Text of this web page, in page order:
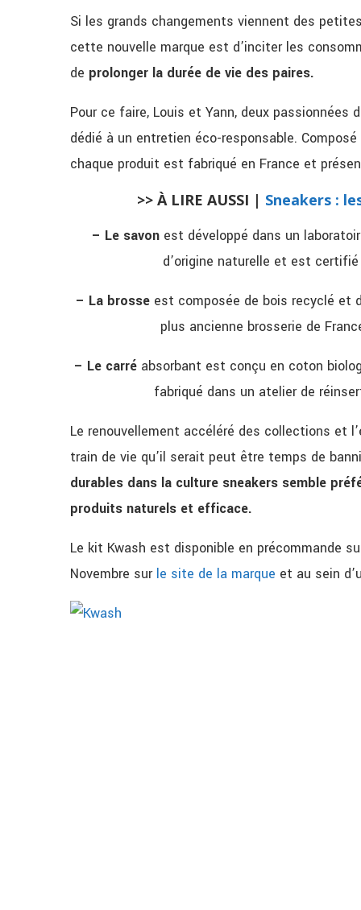
Si les grands changements viennent des
cette nouvelle marque est d’inciter les
de prolonger la durée de vie des paires.
Pour ce faire, Louis et Yann, deux
dédié à un entretien éco-responsable.
chaque produit est fabriqué en France et
>> À LIRE AUSSI | Sneakers :
– Le savon est développé dans un
d’origine naturelle et est certifié
– La brosse est composée de bois recyclé et
plus ancienne brosserie de
– Le carré absorbant est conçu en coton
fabriqué dans un atelier de
Le renouvellement accéléré des collections et
train de vie qu’il serait peut être temps de
durables dans la culture sneakers semble
produits naturels et efficace.
Le kit Kwash est disponible en précommande
Novembre sur le site de la marque et au sein